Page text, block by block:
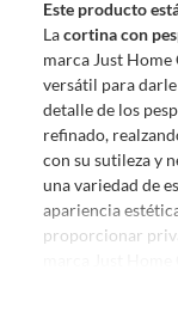
Este producto
Lacortina con
marca Just
versátil para darle
detalle de los
refinado,
con su sutileza y
una variedad de
apariencia
proporcionar